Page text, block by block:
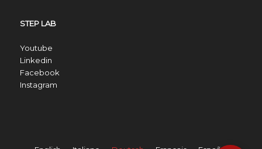
STEP LAB
Youtube
Linkedin
Facebook
Instagram